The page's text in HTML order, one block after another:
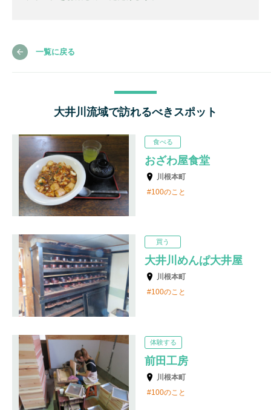
一覧に戻る
大井川流域で訪れるべきスポット
おざわ屋食堂
川根本町
100のこと
食べる
大井川めんぱ大井屋
川根本町
100のこと
買う
前田工房
川根本町
100のこと
体験する